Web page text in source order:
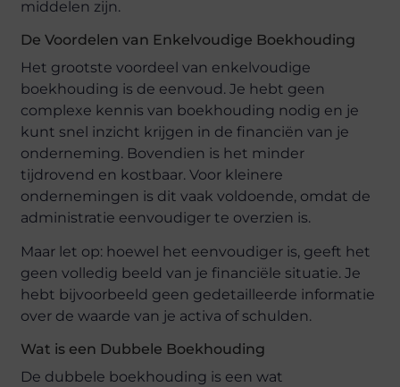
middelen zijn.
De Voordelen van Enkelvoudige Boekhouding
Het grootste voordeel van enkelvoudige
boekhouding is de eenvoud. Je hebt geen
complexe kennis van boekhouding nodig en je
kunt snel inzicht krijgen in de financiën van je
onderneming. Bovendien is het minder
tijdrovend en kostbaar. Voor kleinere
ondernemingen is dit vaak voldoende, omdat de
administratie eenvoudiger te overzien is.
Maar let op: hoewel het eenvoudiger is, geeft het
geen volledig beeld van je financiële situatie. Je
hebt bijvoorbeeld geen gedetailleerde informatie
over de waarde van je activa of schulden.
Wat is een Dubbele Boekhouding
De dubbele boekhouding is een wat